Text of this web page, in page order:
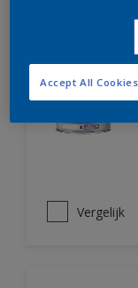
Rubbol BL
Vergelijk
Accept All Cookies